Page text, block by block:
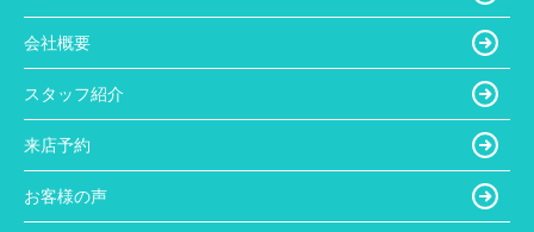
会社概要
スタッフ紹介
来店予約
お客様の声